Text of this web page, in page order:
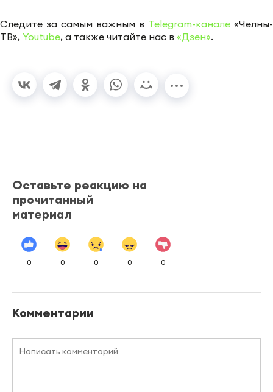
Следите за самым важным в Telegram-канале «Челны-
ТВ», Youtube, а также читайте нас в «Дзен».
Оставьте реакцию на
прочитанный
материал
0 0 0 0 0
Комментарии